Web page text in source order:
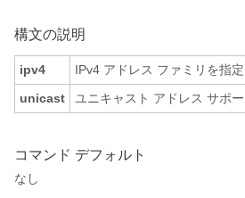
構文の説明
ipv4
IPv4 アドレス ファミリを指定
unicast
ユニキャスト アドレス サポー
コマンド デフォルト
なし